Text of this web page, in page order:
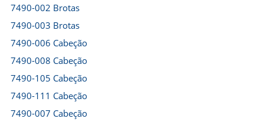
7490-002 Brotas
7490-003 Brotas
7490-006 Cabeção
7490-008 Cabeção
7490-105 Cabeção
7490-111 Cabeção
7490-007 Cabeção